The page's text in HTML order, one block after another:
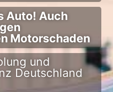
Auto! Auch
Motorschaden
und
Deutschland